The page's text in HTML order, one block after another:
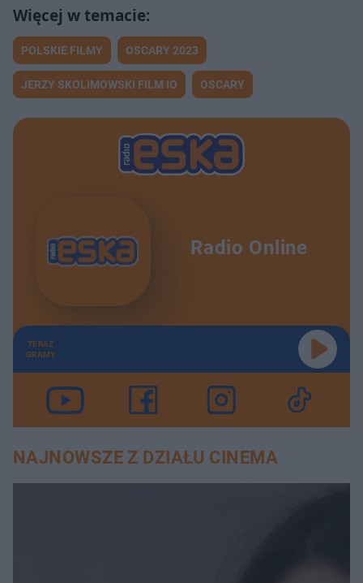
POLSKIE FILMY OSCARY 2023
JERZY SKOLIMOWSKI FILM IO OSCARY
Radio Online
TERAZ
GRAMY
NAJNOWSZE Z DZIAŁU CINEMA